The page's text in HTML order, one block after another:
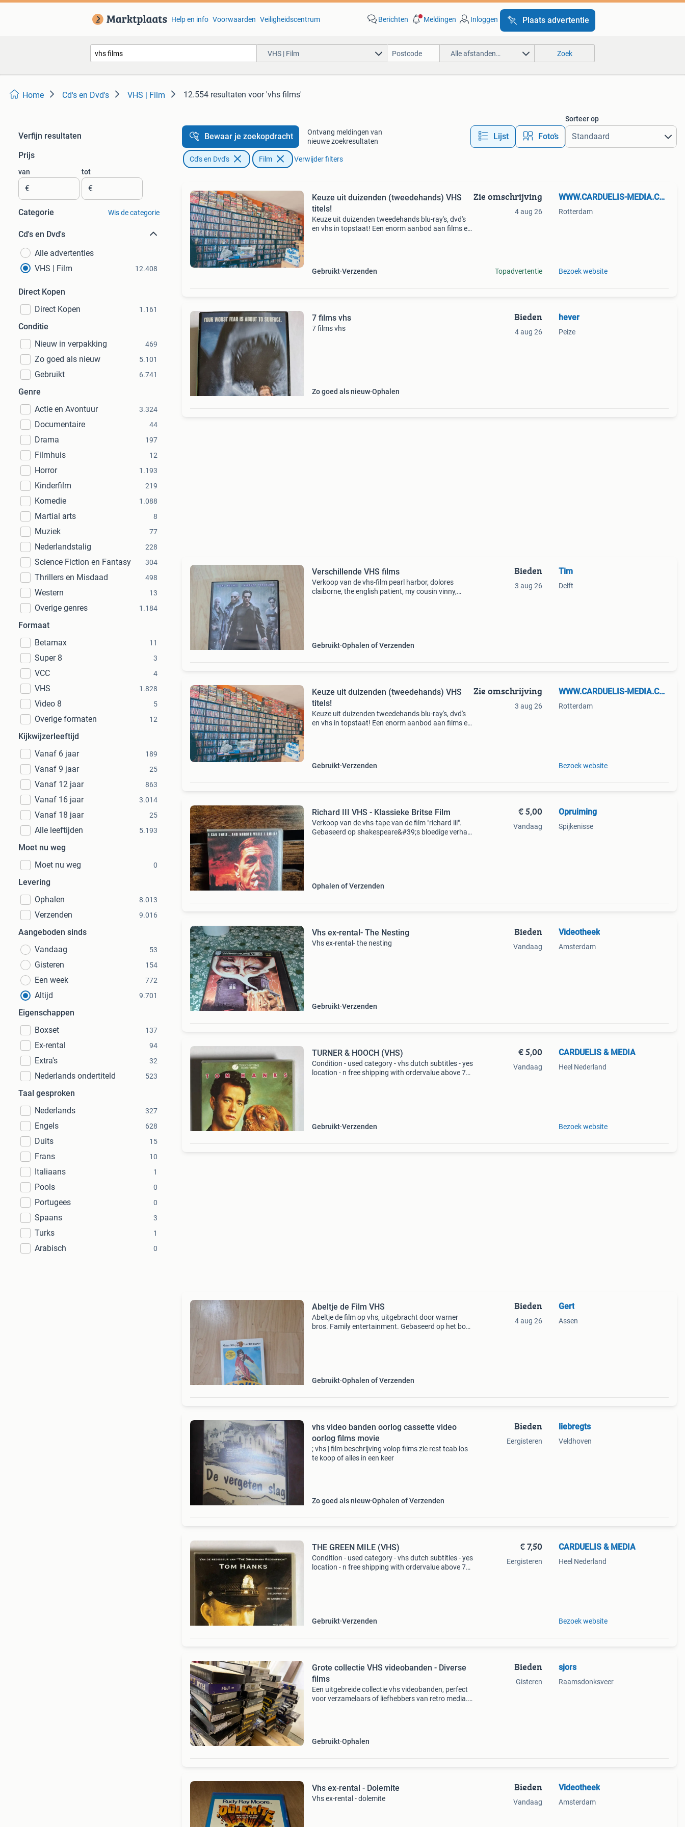
Help en info Voorwaarden Veiligheidscentrum Berichten Meldingen Inloggen Plaats advertentie
VHS | Film Alle afstanden… Zoek
Home Cd's en Dvd's VHS | Film 12.554 resultaten voor 'vhs films'
Verfijn resultaten
Prijs
van
€
tot
€
Categorie Wis de categorie
Cd's en Dvd's
Alle advertenties
VHS | Film
12.408
Direct Kopen
Direct Kopen
1.161
Conditie
Nieuw in verpakking
469
Zo goed als nieuw 5.101
Gebruikt 6.741
Genre
Actie en Avontuur
3.324
Documentaire 44
Drama 197
Filmhuis 12
Horror 1.193
Kinderfilm 219
Komedie 1.088
Martial arts 8
Muziek 77
Nederlandstalig 228
Science Fiction en Fantasy 304
Thrillers en Misdaad 498
Western 13
Overige genres 1.184
Formaat
Betamax
11
Super 8 3
VCC 4
VHS 1.828
Video 8 5
Overige formaten 12
Kijkwijzerleeftijd
Vanaf 6 jaar
189
Vanaf 9 jaar 25
Vanaf 12 jaar 863
Vanaf 16 jaar 3.014
Vanaf 18 jaar 25
Alle leeftijden 5.193
Moet nu weg
Moet nu weg
0
Levering
Ophalen
8.013
Verzenden 9.016
Aangeboden sinds
Vandaag
53
Gisteren 154
Een week 772
Altijd 9.701
Eigenschappen
Boxset
137
Ex-rental 94
Extra's 32
Nederlands ondertiteld 523
Taal gesproken
Nederlands
327
Engels 628
Duits 15
Frans 10
Italiaans 1
Pools 0
Portugees 0
Spaans 3
Turks 1
Arabisch 0
Bewaar je zoekopdracht
Ontvang meldingen van
nieuwe zoekresultaten
Lijst Foto’s
Sorteer op
Cd's en Dvd's Film Verwijder filters
Keuze uit duizenden (tweedehands) VHS
titels!
Keuze uit duizenden tweedehands blu-ray's, dvd's
en vhs in topstaat! Een enorm aanbod aan films en
Gebruikt Verzenden
Zie omschrijving
4 aug 26
Topadvertentie
WWW.CARDUELIS-MEDIA.COM
Rotterdam
Bezoek website
7 films vhs
7 films vhs
Zo goed als nieuw Ophalen
Bieden
4 aug 26
hever
Peize
Verschillende VHS films
Verkoop van de vhs-film pearl harbor, dolores
claiborne, the english patient, my cousin vinny,
Gebruikt Ophalen of Verzenden
Bieden
3 aug 26
Tim
Delft
Keuze uit duizenden (tweedehands) VHS
titels!
Keuze uit duizenden tweedehands blu-ray's, dvd's
en vhs in topstaat! Een enorm aanbod aan films en
Gebruikt Verzenden
Zie omschrijving
3 aug 26
WWW.CARDUELIS-MEDIA.COM
Rotterdam
Bezoek website
Richard III VHS - Klassieke Britse Film
Verkoop van de vhs-tape van de film "richard iii".
Gebaseerd op shakespeare&#39;s bloedige verhaal
Ophalen of Verzenden
€ 5,00
Vandaag
Opruiming
Spijkenisse
Vhs ex-rental- The Nesting
Vhs ex-rental- the nesting
Gebruikt Verzenden
Bieden
Vandaag
Videotheek
Amsterdam
TURNER & HOOCH (VHS)
Condition - used category - vhs dutch subtitles - yes
location - n free shipping with ordervalue above 75
Gebruikt Verzenden
€ 5,00
Vandaag
CARDUELIS & MEDIA
Heel Nederland
Bezoek website
Abeltje de Film VHS
Abeltje de film op vhs, uitgebracht door warner
bros. Family entertainment. Gebaseerd op het boek
Gebruikt Ophalen of Verzenden
Bieden
4 aug 26
Gert
Assen
vhs video banden oorlog cassette video
oorlog films movie
; vhs | film beschrijving volop films zie rest teab los
te koop of alles in een keer
Zo goed als nieuw Ophalen of Verzenden
Bieden
Eergisteren
liebregts
Veldhoven
THE GREEN MILE (VHS)
Condition - used category - vhs dutch subtitles - yes
location - n free shipping with ordervalue above 75
Gebruikt Verzenden
€ 7,50
Eergisteren
CARDUELIS & MEDIA
Heel Nederland
Bezoek website
Grote collectie VHS videobanden - Diverse
films
Een uitgebreide collectie vhs videobanden, perfect
voor verzamelaars of liefhebbers van retro media.
Gebruikt Ophalen
Bieden
Gisteren
sjors
Raamsdonksveer
Vhs ex-rental - Dolemite
Vhs ex-rental - dolemite
Bieden
Vandaag
Videotheek
Amsterdam